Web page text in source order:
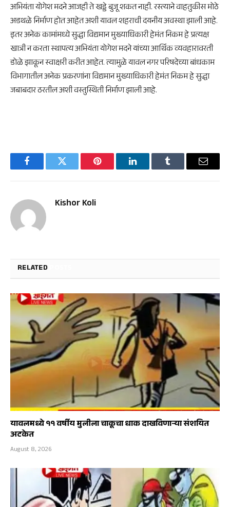
अभियंता योगेश मदने आजही ते खड्डे बुजू शकत नाही. रस्त्याने वाहतुकीस मोठे
अडथळे निर्माण होत आहेत अशी यावल शहराची दयनीय अवस्था झाली आहे.
इतर अनेक कामांमध्ये सुद्धा विद्यमान मुख्याधिकारी हेमंत निकम हे प्रत्यक्ष
खात्री न करता स्थापत्य अभियंता योगेश मदने यांच्या आर्थिक व्यवहारावरती
डोळे झाकून स्वाक्षरी करीत आहेत. त्यामुळे यावल नगर परिषदेच्या बांधकाम
विभागातील अनेक प्रकरणांना विद्यमान मुख्याधिकारी हेमंत निकम हे सुद्धा
जबाबदार ठरतील अशी वस्तुस्थिती निर्माण झाली आहे.
FacebookTwitter Pinterest LinkedInTumblr Email
Kishor Koli
RELATED
यावलमध्ये ११ वर्षीय मुलीला चाकूचा धाक दाखविणाऱ्या संशयित
अटकेत
August 8, 2026